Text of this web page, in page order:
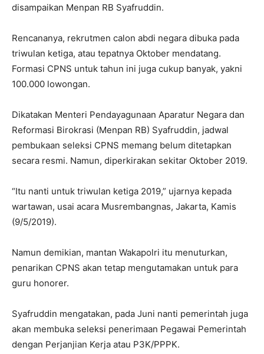
disampaikan Menpan RB Syafruddin.
Rencananya, rekrutmen calon abdi negara dibuka pada
triwulan ketiga, atau tepatnya Oktober mendatang.
Formasi CPNS untuk tahun ini juga cukup banyak, yakni
100.000 lowongan.
Dikatakan Menteri Pendayagunaan Aparatur Negara dan
Reformasi Birokrasi (Menpan RB) Syafruddin, jadwal
pembukaan seleksi CPNS memang belum ditetapkan
secara resmi. Namun, diperkirakan sekitar Oktober 2019.
“Itu nanti untuk triwulan ketiga 2019,” ujarnya kepada
wartawan, usai acara Musrembangnas, Jakarta, Kamis
(9/5/2019).
Namun demikian, mantan Wakapolri itu menuturkan,
penarikan CPNS akan tetap mengutamakan untuk para
guru honorer.
Syafruddin mengatakan, pada Juni nanti pemerintah juga
akan membuka seleksi penerimaan Pegawai Pemerintah
dengan Perjanjian Kerja atau P3K/PPPK.